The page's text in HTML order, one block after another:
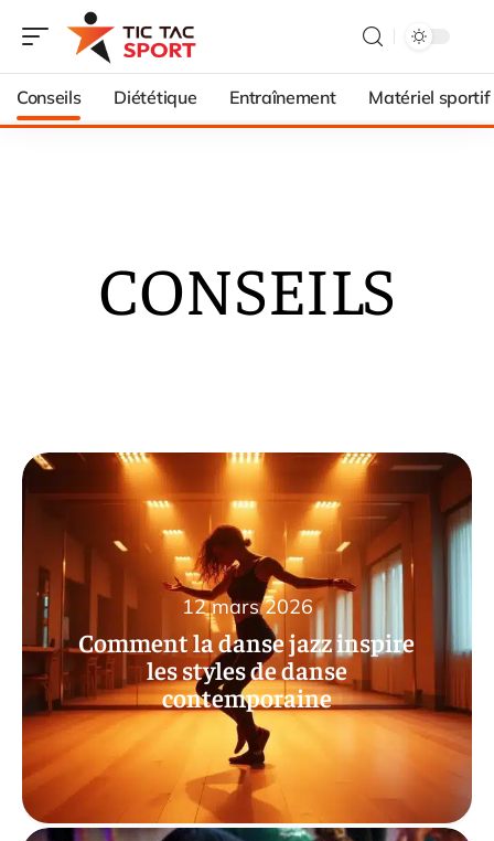
Conseils Diététique Entraînement Matériel sportif
CONSEILS
Comment la danse jazz inspire
les styles de danse
contemporaine
12 mars 2026